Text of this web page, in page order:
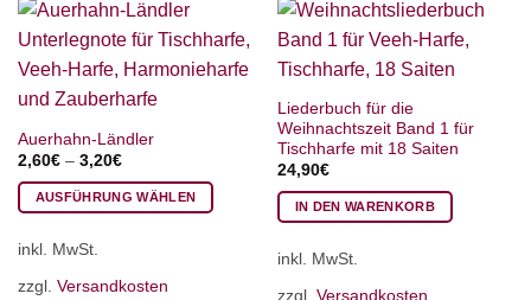
Auerhahn-Ländler
2,60€– 3,20€
AUSFÜHRUNG WÄHLEN
Produkt
inkl. MwSt.
zzgl. Versandkosten
Liederbuch für die
Weihnachtszeit Band 1 für
Tischharfe mit 18 Saiten
24,90€
IN DEN WARENKORB
inkl. MwSt.
zzgl. Versandkosten